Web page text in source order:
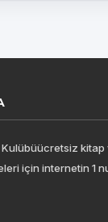
Kulübüücretsiz kitap
için internetin 1